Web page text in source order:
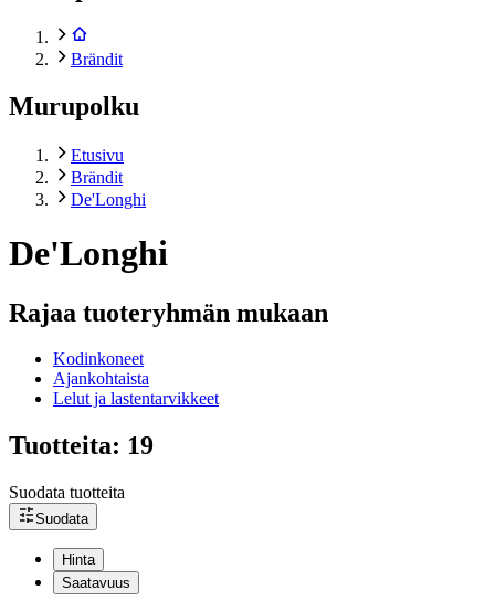
Brändit
Murupolku
Etusivu
Brändit
De'Longhi
De'Longhi
Rajaa tuoteryhmän mukaan
Kodinkoneet
Ajankohtaista
Lelut ja lastentarvikkeet
Tuotteita: 19
Suodata tuotteita
Suodata
Hinta
Saatavuus